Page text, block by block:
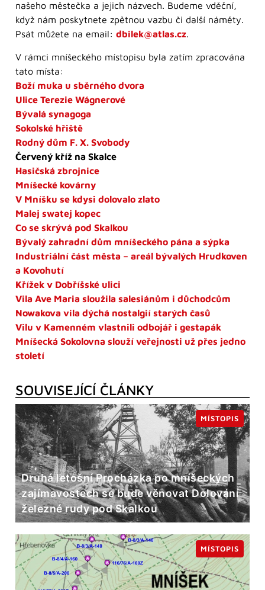
našeho městečka a jejich názvech. Budeme vděční,
když nám poskytnete zpětnou vazbu či další náměty.
Psát můžete na email: dbilek@atlas.cz.
V rámci mníšeckého místopisu byla zatím zpracována
tato místa:
Boží muka u sběrného dvora
Ulice Terezie Wágnerové
Bývalá synagoga
Sokolské hřiště
Rodný dům F. X. Svobody
Červený kříž na Skalce
Hasičská zbrojnice
Mníšecké kovárny
V Mníšku se kdysi dolovalo zlato
Malej swatej kopec
Co se skrývá pod Skalkou
Bývalý zahradní dům mníšeckého pána a sýpka
Industriální část města – areál bývalých Hrudkoven
a Kovohutí
Křížek v Dobříšské ulici
Vila Ave Maria sloužila salesiánům i důchodcům
Nowakova vila dýchá nostalgií starých časů
Vilu v Kamenném vlastnili odbojář i gestapák
Mníšecká Sokolovna slouží veřejnosti už přes jedno
století
SOUVISEJÍCÍ ČLÁNKY
Druhá letošní Procházka po mníšeckých
zajímavostech se bude věnovat Dolování
železné rudy pod Skalkou
MÍSTOPIS
MÍSTOPIS